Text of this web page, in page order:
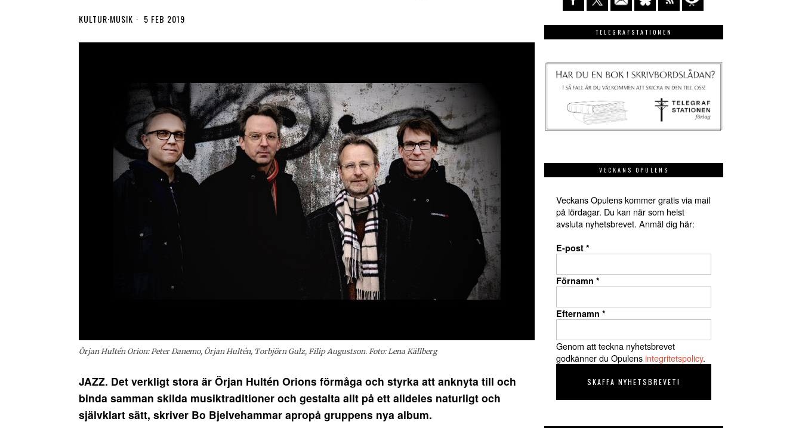
KULTUR·MUSIK 5 FEB 2019
Örjan Hultén Orion: Peter Danemo, Örjan Hultén, Torbjörn Gulz, Filip Augustson. Foto: Lena Källberg
JAZZ. Det verkligt stora är Örjan Hultén Orions förmåga och styrka att anknyta till och
binda samman skilda musiktraditioner och gestalta allt på ett alldeles naturligt och
självklart sätt, skriver Bo Bjelvehammar apropå gruppens nya album.
TELEGRAFSTATIONEN
VECKANS OPULENS
Veckans Opulens kommer gratis via mail
på lördagar. Du kan när som helst
avsluta nyhetsbrevet. Anmäl dig här:
E-post *
Förnamn *
Efternamn *
Genom att teckna nyhetsbrevet
godkänner du Opulensintegritetspolicy.